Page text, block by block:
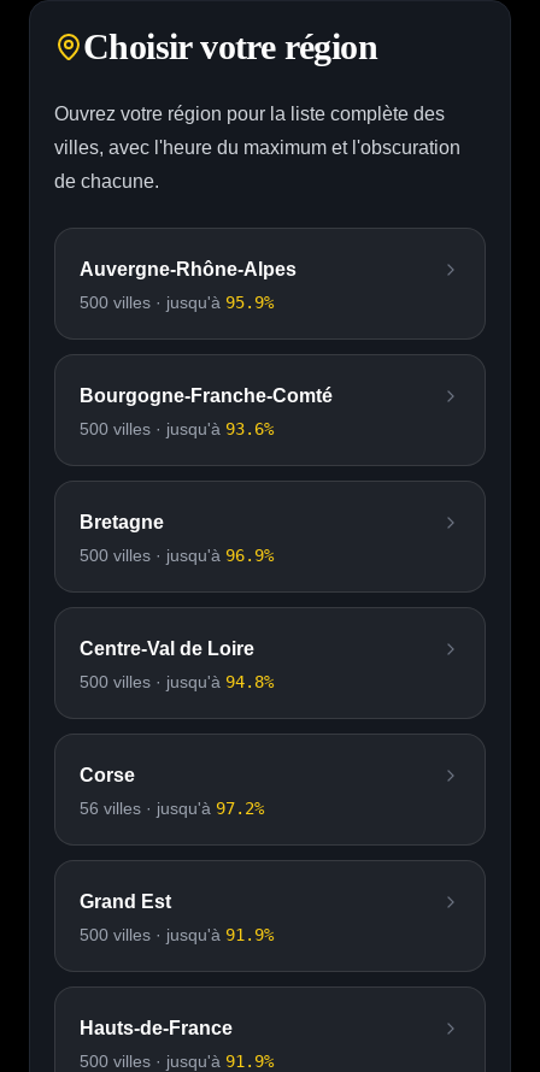
Choisir votre région
Ouvrez votre région pour la liste complète des
villes, avec l'heure du maximum et l'obscuration
de chacune.
Auvergne-Rhône-Alpes
500 villes · jusqu'à 95.9%
Bourgogne-Franche-Comté
500 villes · jusqu'à 93.6%
Bretagne
500 villes · jusqu'à 96.9%
Centre-Val de Loire
500 villes · jusqu'à 94.8%
Corse
56 villes · jusqu'à 97.2%
Grand Est
500 villes · jusqu'à 91.9%
Hauts-de-France
500 villes · jusqu'à 91.9%